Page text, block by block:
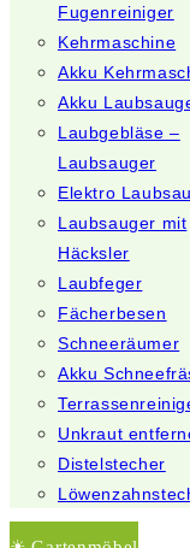
Fugenreiniger
Kehrmaschine
Akku
Akku
Laubgebläse –
Laubsauger
Elektro
Laubsauger mit
Häcksler
Laubfeger
Fächerbesen
Schneeräumer
Akku
Unkraut
Distelstecher